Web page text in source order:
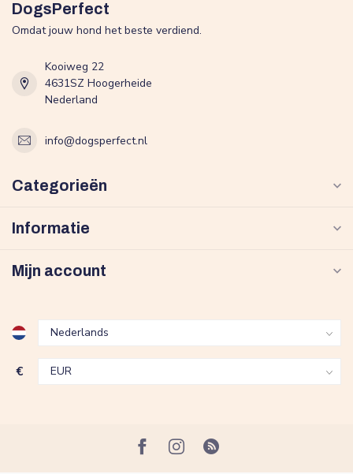
DogsPerfect
Omdat jouw hond het beste verdiend.
Kooiweg 22
4631SZ Hoogerheide
Nederland
info@dogsperfect.nl
Categorieën
Informatie
Mijn account
€